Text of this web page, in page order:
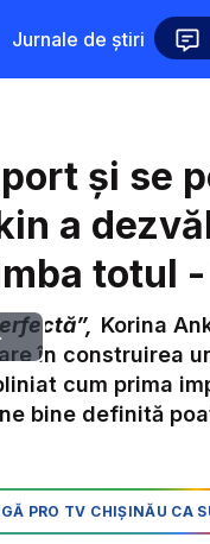
Jurnale de știri
și se
a
totul -
Korina
în construirea
cum prima
bine definită
PRO TV CHIȘINĂU CA